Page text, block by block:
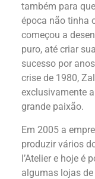
também para
época não tinha
começou a
puro, até criar
sucesso por
crise de 1980,
exclusivamente
grande paixão.
Em 2005 a
produzir vários
l’Atelier e hoje é
algumas lojas